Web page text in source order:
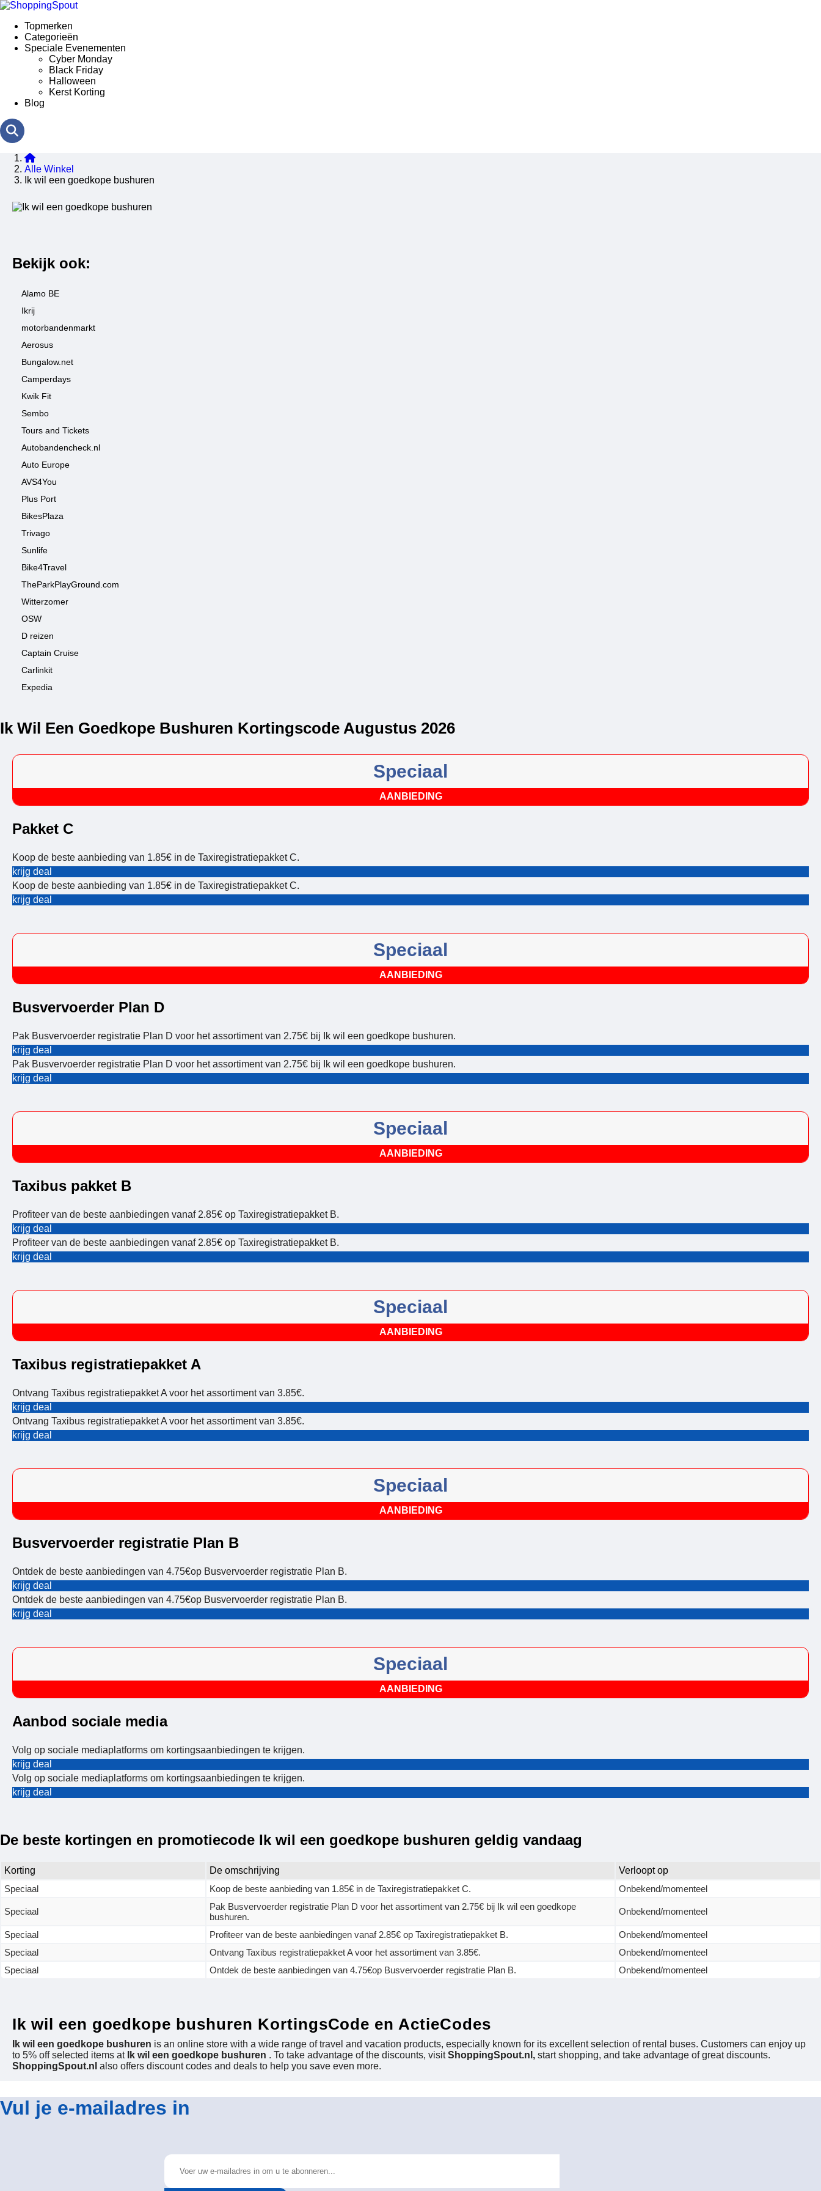
Topmerken
Categorieën
Speciale Evenementen
Cyber Monday
Black Friday
Halloween
Kerst Korting
Blog
Alle Winkel
Ik wil een goedkope bushuren
Bekijk ook:
Alamo BE
Ikrij
motorbandenmarkt
Aerosus
Bungalow.net
Camperdays
Kwik Fit
Sembo
Tours and Tickets
Autobandencheck.nl
Auto Europe
AVS4You
Plus Port
BikesPlaza
Trivago
Sunlife
Bike4Travel
TheParkPlayGround.com
Witterzomer
OSW
D reizen
Captain Cruise
Carlinkit
Expedia
Ik Wil Een Goedkope Bushuren Kortingscode Augustus 2026
Speciaal
AANBIEDING
Pakket C
Koop de beste aanbieding van 1.85€ in de Taxiregistratiepakket C.
krijg deal
Koop de beste aanbieding van 1.85€ in de Taxiregistratiepakket C.
krijg deal
Speciaal
AANBIEDING
Busvervoerder Plan D
Pak Busvervoerder registratie Plan D voor het assortiment van 2.75€ bij Ik wil een goedkope bushuren.
krijg deal
Pak Busvervoerder registratie Plan D voor het assortiment van 2.75€ bij Ik wil een goedkope bushuren.
krijg deal
Speciaal
AANBIEDING
Taxibus pakket B
Profiteer van de beste aanbiedingen vanaf 2.85€ op Taxiregistratiepakket B.
krijg deal
Profiteer van de beste aanbiedingen vanaf 2.85€ op Taxiregistratiepakket B.
krijg deal
Speciaal
AANBIEDING
Taxibus registratiepakket A
Ontvang Taxibus registratiepakket A voor het assortiment van 3.85€.
krijg deal
Ontvang Taxibus registratiepakket A voor het assortiment van 3.85€.
krijg deal
Speciaal
AANBIEDING
Busvervoerder registratie Plan B
Ontdek de beste aanbiedingen van 4.75€op Busvervoerder registratie Plan B.
krijg deal
Ontdek de beste aanbiedingen van 4.75€op Busvervoerder registratie Plan B.
krijg deal
Speciaal
AANBIEDING
Aanbod sociale media
Volg op sociale mediaplatforms om kortingsaanbiedingen te krijgen.
krijg deal
Volg op sociale mediaplatforms om kortingsaanbiedingen te krijgen.
krijg deal
De beste kortingen en promotiecode Ik wil een goedkope bushuren geldig vandaag
Korting De omschrijving
Verloopt op
Speciaal
Koop de beste aanbieding van 1.85€ in de Taxiregistratiepakket C. Onbekend/momenteel
Speciaal
Pak Busvervoerder registratie Plan D voor het assortiment van 2.75€ bij Ik wil een goedkope
bushuren.
Onbekend/momenteel
Speciaal Profiteer van de beste aanbiedingen vanaf 2.85€ op Taxiregistratiepakket B.
Onbekend/momenteel
Speciaal
Ontvang Taxibus registratiepakket A voor het assortiment van 3.85€.
Onbekend/momenteel
Speciaal
Ontdek de beste aanbiedingen van 4.75€op Busvervoerder registratie Plan B. Onbekend/momenteel
Ik wil een goedkope bushuren KortingsCode en ActieCodes
Ik wil een goedkope bushuren is an online store with a wide range of travel and vacation products, especially known for its excellent selection of rental buses. Customers can enjoy up
to 5% off selected items at Ik wil een goedkope bushuren . To take advantage of the discounts, visitShoppingSpout.nl, start shopping, and take advantage of great discounts.
ShoppingSpout.nl also offers discount codes and deals to help you save even more.
Vul je e-mailadres in